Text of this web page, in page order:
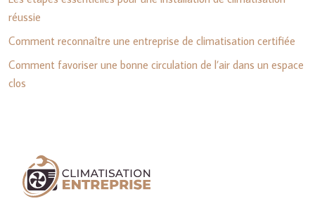
réussie
Comment reconnaître une entreprise de climatisation certifiée
Comment favoriser une bonne circulation de l’air dans un espace
clos